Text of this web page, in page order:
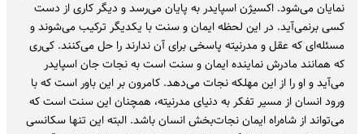
نمایان می‌شود. اکسیژن اسپایدر به پایان می‌رسد و دیگر کاری از دست
کسی برنمی‌آید. در این لحظه ایمان و سنت با یکدیگر ترکیب می‌شوند و
مسئله‌ای که عقل و مدرنیته پاسخی برای آن ندارند را حل می‌کنند. کی‌ری
که همانند مادرش نماینده ایمان و سنت است به نجات جان اسپایدر
می‌آید و او را از این مهلکه نجات می‌دهد. کامرون بر این باور است که با
ورود انسان از مسیر تفکر به دنیای مدرنیته، همچنان این سنت است که
می‌تواند از شاه‌راه ایمان نجات‌بخش انسان باشد. البته این تنها سکانسی